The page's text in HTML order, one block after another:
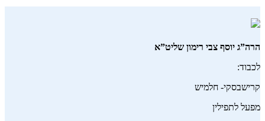
הרה”ג יוסף צבי רימון שליט”א
לכבוד:
קרישבסקי- חלמיש
מפעל לתפילין